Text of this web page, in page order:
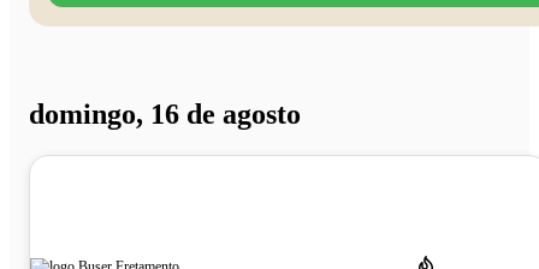
domingo, 16 de agosto